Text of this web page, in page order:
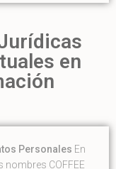
en
Personales En
nombres COFFEE